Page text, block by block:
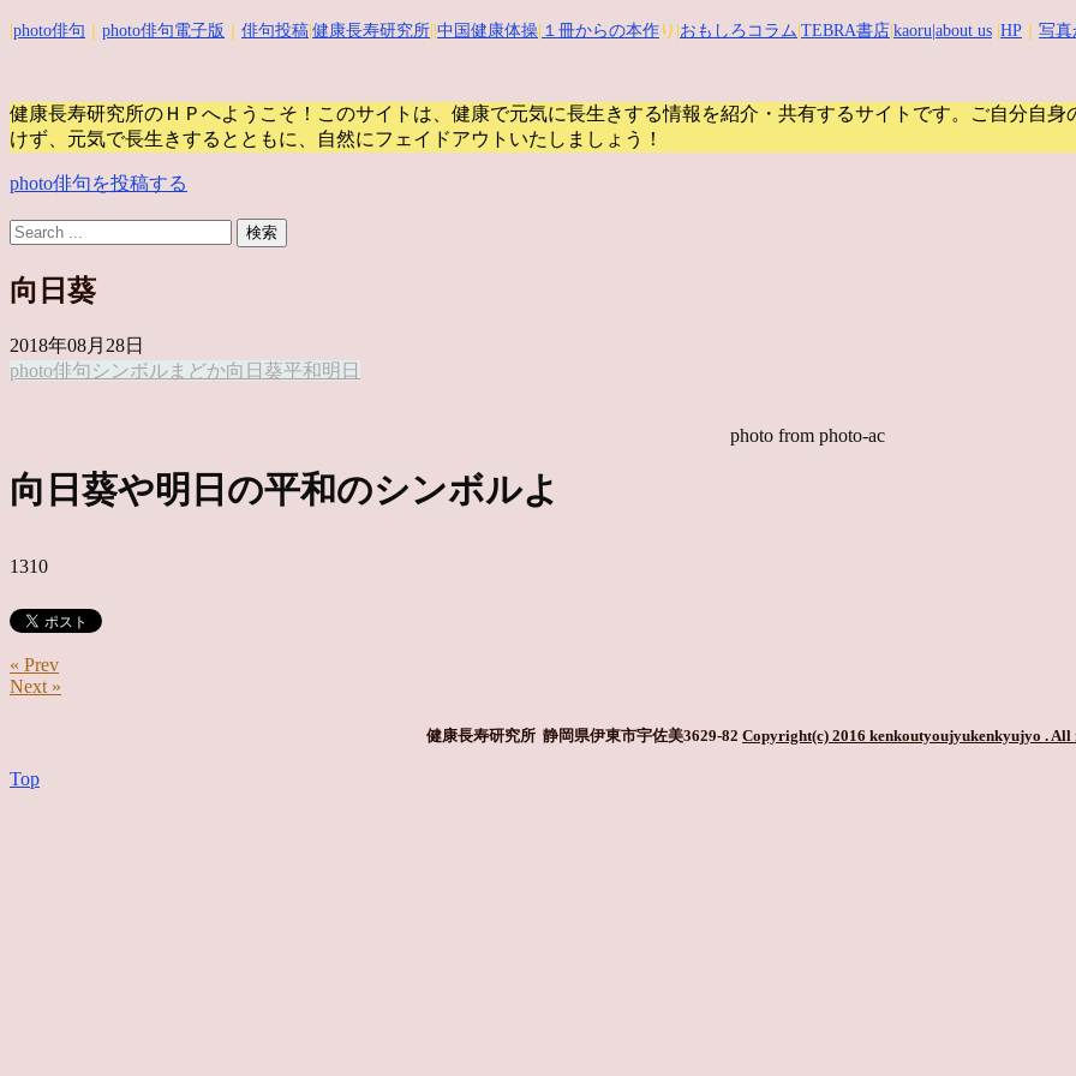
photo俳句 photo俳句電子版 俳句投稿 健康長寿研究所 中国健康体操 １冊からの本作 り| おもしろコラム TEBRA書店 kaoru |about us HP 写真
健康長寿研究所のＨＰへようこそ！このサイトは、健康で元気に長生きする情報を紹介・共有するサイトです。
ご自分自身
けず、元気で長生きするとともに、自然にフェイドアウトいたしましょう！
photo俳句を投稿する
向日葵
2018年08月28日
photo俳句シンボルまどか向日葵平和明日
photo from photo-ac
向日葵や明日の平和のシンボルよ
1310
« Prev
Next »
健康長寿研究所 静岡県伊東市宇佐美3629-82 Copyright(c) 2016 kenkoutyoujyukenkyujyo . All
Top